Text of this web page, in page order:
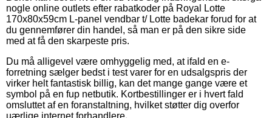
nogle online outlets efter rabatkoder på Royal Lotte
170x80x59cm L-panel vendbar t/ Lotte badekar forud for at
du gennemfører din handel, så man er på den sikre side
med at få den skarpeste pris.
Du må alligevel være omhyggelig med, at ifald en e-
forretning sælger bedst i test varer for en udsalgspris der
virker helt fantastisk billig, kan det mange gange være et
symbol på en fup netbutik. Kortbestillinger er i hvert fald
omsluttet af en foranstaltning, hvilket støtter dig overfor
uærlige internet forhandlere.